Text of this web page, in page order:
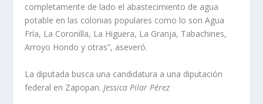
completamente de lado el abastecimiento de agua
potable en las colonias populares como lo son Agua
Fría, La Coronilla, La Higuera, La Granja, Tabachines,
Arroyo Hondo y otras”, aseveró.
La diputada busca una candidatura a una diputación
federal en Zapopan. Jessica Pilar Pérez